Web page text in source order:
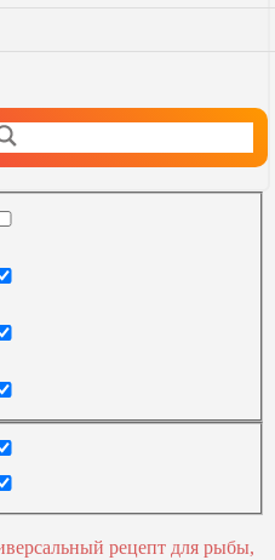
рецепт для рыбы,